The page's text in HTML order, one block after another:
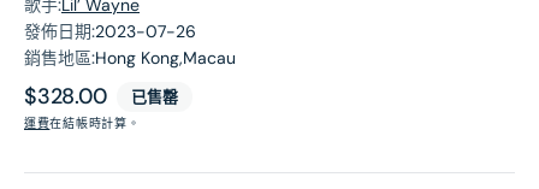
歌手:Lil’ Wayne
發佈日期:2023-07-26
銷售地區:Hong Kong,Macau
原
價
$328.00 已售罄
運費在結帳時計算。